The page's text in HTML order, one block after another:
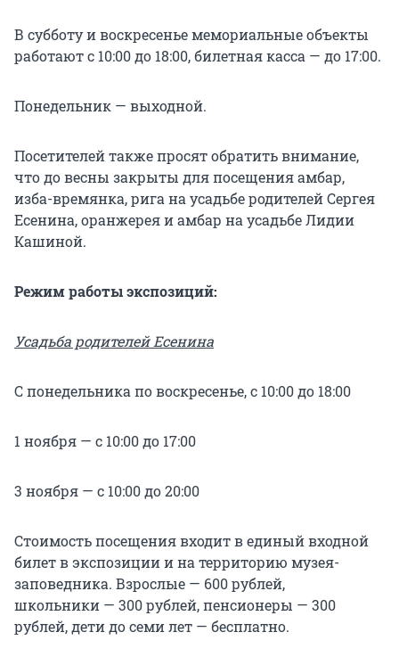
В субботу и воскресенье мемориальные объекты
работают с 10:00 до 18:00, билетная касса — до 17:00.
Понедельник — выходной.
Посетителей также просят обратить внимание,
что до весны закрыты для посещения амбар,
изба-времянка, рига на усадьбе родителей Сергея
Есенина, оранжерея и амбар на усадьбе Лидии
Кашиной.
Режим работы экспозиций:
Усадьба родителей Есенина
С понедельника по воскресенье, с 10:00 до 18:00
1 ноября — с 10:00 до 17:00
3 ноября — с 10:00 до 20:00
Стоимость посещения входит в единый входной
билет в экспозиции и на территорию музея-
заповедника. Взрослые — 600 рублей,
школьники — 300 рублей, пенсионеры — 300
рублей, дети до семи лет — бесплатно.